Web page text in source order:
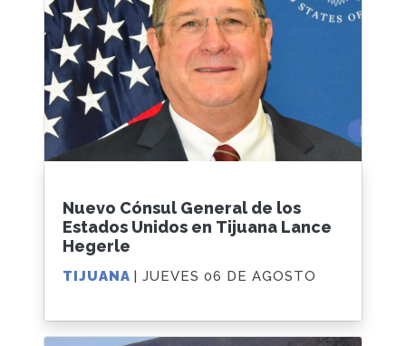
Nuevo Cónsul General de los
Estados Unidos en Tijuana Lance
Hegerle
TIJUANA | JUEVES 06 DE AGOSTO